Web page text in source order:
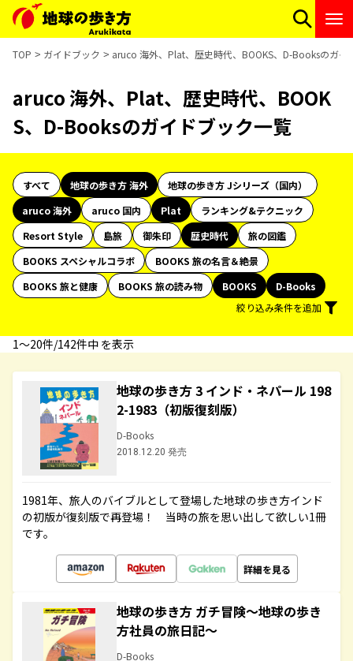
TOP ガイドブック aruco 海外、Plat、歴史時代、BOOKS、D-Booksのガイ
aruco 海外、Plat、歴史時代、BOOK
S、D-Booksのガイドブック一覧
すべて 地球の歩き方 海外
地球の歩き方 Jシリーズ（国内）
aruco 海外
aruco 国内 Plat
ランキング&テクニック
Resort Style
島旅 御朱印 歴史時代
旅の図鑑
BOOKS スペシャルコラボ
BOOKS 旅の名言＆絶景
BOOKS 旅と健康
BOOKS 旅の読み物 BOOKS
D-Books
絞り込み条件を追加
1〜20件/142件中 を表示
地球の歩き方 3 インド・ネパール 198
2-1983（初版復刻版）
D-Books
2018.12.20 発売
1981年、旅人のバイブルとして登場した地球の歩き方インド
の初版が復刻版で再登場！ 当時の旅を思い出して欲しい1冊
です。
詳細を見る
地球の歩き方 ガチ冒険～地球の歩き
方社員の旅日記～
D-Books